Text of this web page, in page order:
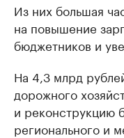
Из них большая
на повышение
бюджетников и
На 4,3 млрд
дорожного
и реконструкцию
регионального и